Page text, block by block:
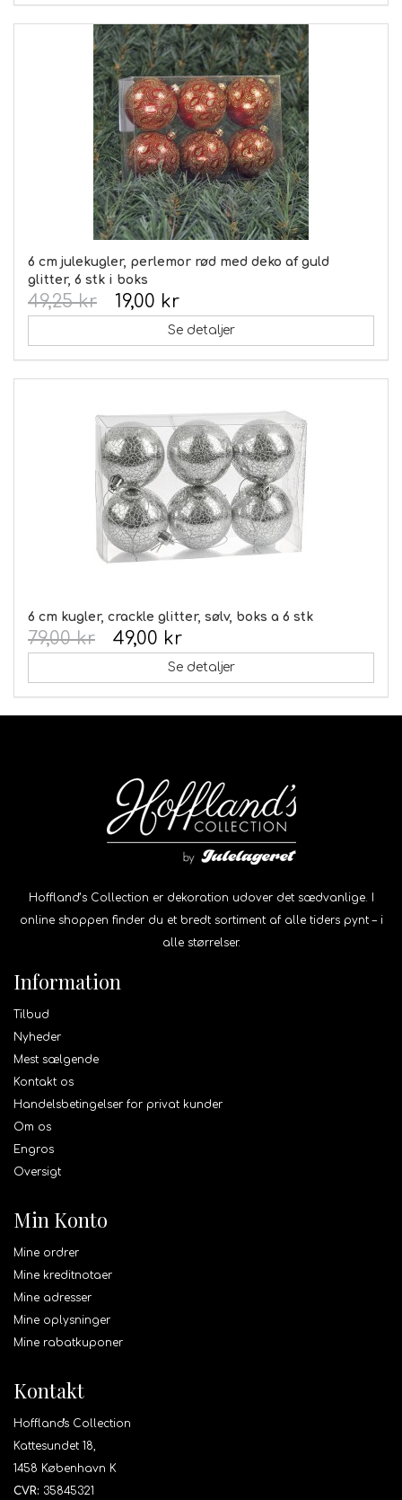
6 cm julekugler, perlemor rød med deko af guld
glitter, 6 stk i boks
19,00 kr
49,25 kr
Se detaljer
6 cm kugler, crackle glitter, sølv, boks a 6 stk
49,00 kr
79,00 kr
Se detaljer
Hoffland’s Collection er dekoration udover det sædvanlige. I
online shoppen finder du et bredt sortiment af alle tiders pynt – i
alle størrelser.
Information
Tilbud
Nyheder
Mest sælgende
Kontakt os
Handelsbetingelser for privat kunder
Om os
Engros
Oversigt
Min Konto
Mine ordrer
Mine kreditnotaer
Mine adresser
Mine oplysninger
Mine rabatkuponer
Kontakt
Hoffland's Collection
Kattesundet 18,
1458 København K
CVR: 35845321